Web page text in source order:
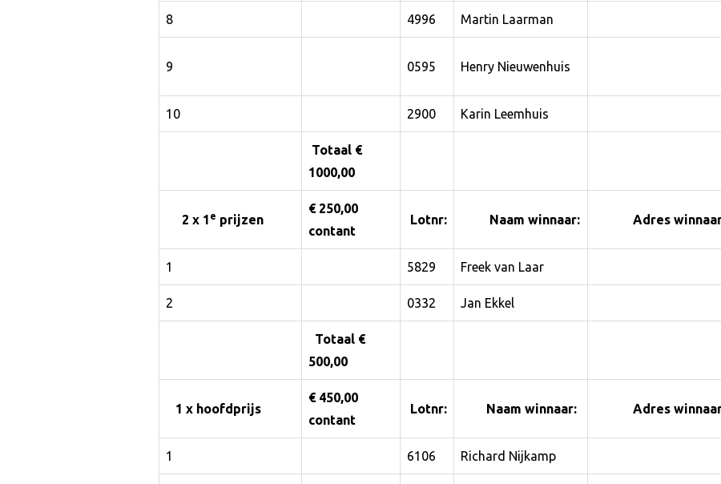
8 4996 Martin Laarman
9 0595 Henry Nieuwenhuis
10 2900 Karin Leemhuis
Totaal €
1000,00
2 x 1 e prijzen
€ 250,00
contant
Lotnr: Naam winnaar: Adres
1 5829 Freek van Laar
2 0332 Jan Ekkel
Totaal €
500,00
1 x hoofdprijs
€ 450,00
contant
Lotnr: Naam winnaar: Adres
1 6106 Richard Nijkamp